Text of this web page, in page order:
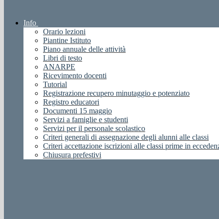
Info
Orario lezioni
Piantine Istituto
Piano annuale delle attività
Libri di testo
ANARPE
Ricevimento docenti
Tutorial
Registrazione recupero minutaggio e potenziato
Registro educatori
Documenti 15 maggio
Servizi a famiglie e studenti
Servizi per il personale scolastico
Criteri generali di assegnazione degli alunni alle classi
Criteri accettazione iscrizioni alle classi prime in
Chiusura prefestivi